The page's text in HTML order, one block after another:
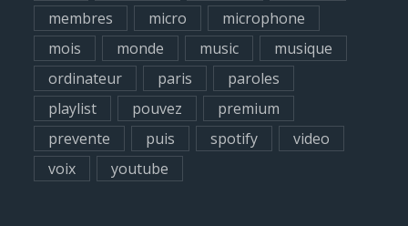
membres
micro
microphone
mois
monde music
musique
ordinateur
paris
paroles
playlist
pouvez
premium
prevente
puis spotify
video
voix
youtube